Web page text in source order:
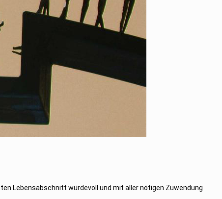
Lebensabschnitt würdevoll und mit aller nötigen Zuwendung